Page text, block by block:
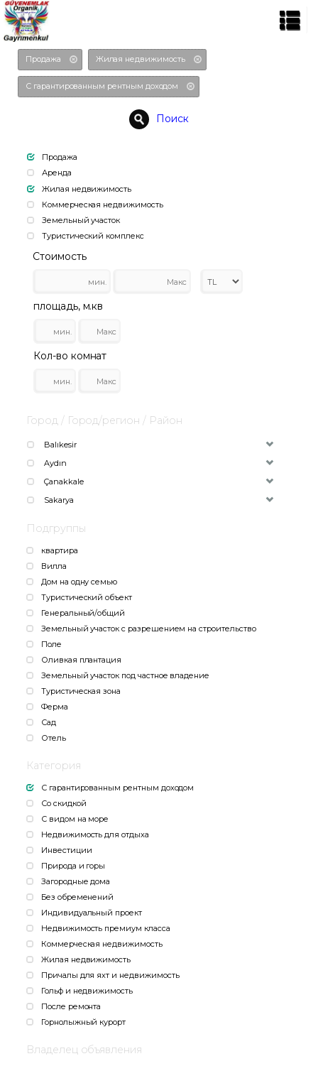
Продажа Жилая недвижимость
С гарантированным рентным доходом
Поиск
Продажа
Аренда
Жилая недвижимость
Коммерческая недвижимость
Земельный участок
Туристический комплекс
Стоимость
площадь, м.кв
Кол-во комнат
Город / Город/регион / Район
Balıkesir
Aydın
Çanakkale
Sakarya
Подгруппы
квартира
Вилла
Дом на одну семью
Туристический объект
Генеральный/общий
Земельный участок с разрешением на строительство
Поле
Оливкая плантация
Земельный участок под частное владение
Туристическая зона
Ферма
Сад
Отель
Категория
С гарантированным рентным доходом
Со скидкой
С видом на море
Недвижимость для отдыха
Инвестиции
Природа и горы
Загородные дома
Без обременений
Индивидуальный проект
Недвижимость премиум класса
Коммерческая недвижимость
Жилая недвижимость
Причалы для яхт и недвижимость
Гольф и недвижимость
После ремонта
Горнолыжный курорт
Владелец объявления